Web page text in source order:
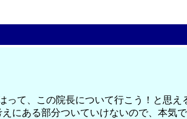
て、この院長について行こう！と思え
にある部分ついていけないので、本気